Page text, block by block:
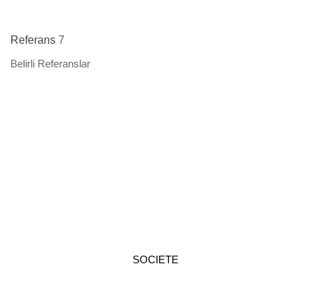
Referans 7
Belirli Referanslar
SOCIETE